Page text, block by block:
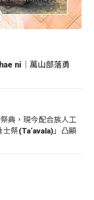
ni｜萬山部落勇
典，現今配合族人工
祭(Ta‘avala)」凸顯